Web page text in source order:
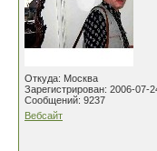
Откуда: Москва
Зарегистрирован: 2006-07-
Сообщений: 9237
Вебсайт